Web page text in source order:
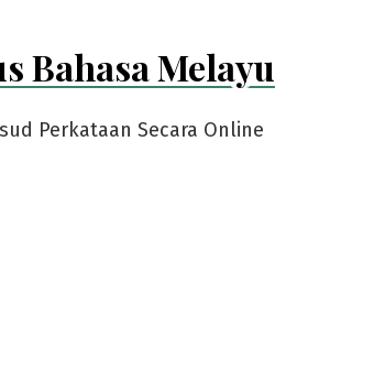
Bahasa Melayu
Perkataan Secara Online